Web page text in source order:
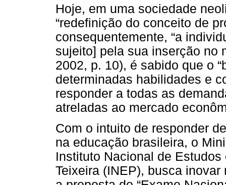
Hoje, em uma sociedade
“redefinição do conceito de
consequentemente, “a
sujeito] pela sua inserção no
2002, p. 10), é sabido que o
determinadas habilidades e
responder a todas as
atreladas ao mercado
Com o intuito de responder
na educação brasileira, o
Instituto Nacional de
Teixeira (INEP), busca